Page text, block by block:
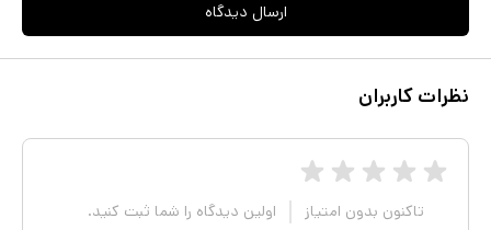
ارسال دیدگاه
نظرات کاربران
تاکنون بدون امتیاز اولین دیدگاه را شما ثبت کنید.